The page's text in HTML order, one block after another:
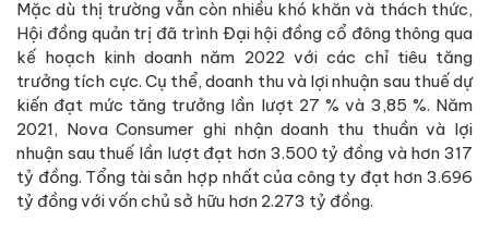
Mặc dù thị trường vẫn còn nhiều khó khăn và thách thức,
Hội đồng quản trị đã trình Đại hội đồng cổ đông thông qua
kế hoạch kinh doanh năm 2022 với các chỉ tiêu tăng
trưởng tích cực. Cụ thể, doanh thu và lợi nhuận sau thuế dự
kiến đạt mức tăng trưởng lần lượt 27 % và 3,85 %. Năm
2021, Nova Consumer ghi nhận doanh thu thuần và lợi
nhuận sau thuế lần lượt đạt hơn 3.500 tỷ đồng và hơn 317
tỷ đồng. Tổng tài sản hợp nhất của công ty đạt hơn 3.696
tỷ đồng với vốn chủ sở hữu hơn 2.273 tỷ đồng.